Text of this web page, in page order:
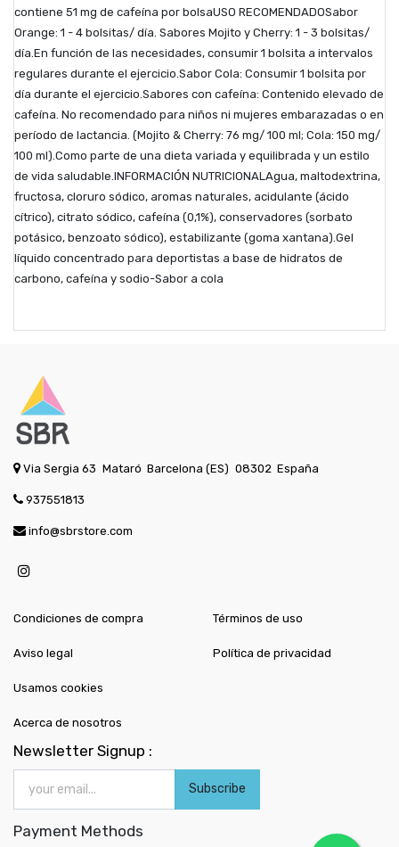
contiene 51 mg de cafeína por bolsaUSO RECOMENDADOSabor
Orange: 1 - 4 bolsitas/ día. Sabores Mojito y Cherry: 1 - 3 bolsitas/
día.En función de las necesidades, consumir 1 bolsita a intervalos
regulares durante el ejercicio.Sabor Cola: Consumir 1 bolsita por
día durante el ejercicio.Sabores con cafeína: Contenido elevado de
cafeína. No recomendado para niños ni mujeres embarazadas o en
período de lactancia. (Mojito & Cherry: 76 mg/ 100 ml; Cola: 150 mg/
100 ml).Como parte de una dieta variada y equilibrada y un estilo
de vida saludable.INFORMACIÓN NUTRICIONALAgua, maltodextrina,
fructosa, cloruro sódico, aromas naturales, acidulante (ácido
cítrico), citrato sódico, cafeína (0,1%), conservadores (sorbato
potásico, benzoato sódico), estabilizante (goma xantana).Gel
líquido concentrado para deportistas a base de hidratos de
carbono, cafeína y sodio-Sabor a cola
Via Sergia 63 Mataró Barcelona (ES) 08302 España
937551813
info@sbrstore.com
Condiciones de compra
Aviso legal
Términos de uso
Política de privacidad
Usamos cookies
Acerca de nosotros
Newsletter Signup :
Subscribe
Payment Methods